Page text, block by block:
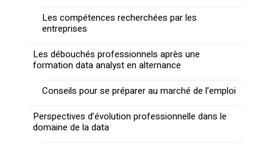
Les compétences recherchées par les
entreprises
Les débouchés professionnels après une
formation data analyst en alternance
Conseils pour se préparer au marché de l’emploi
Perspectives d’évolution professionnelle dans le
domaine de la data